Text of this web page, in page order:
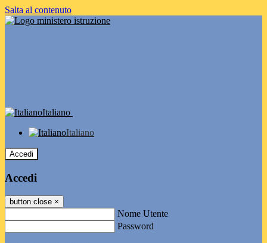
Salta al contenuto
Italiano
Italiano
Accedi
Accedi
button close ×
Nome Utente
Password